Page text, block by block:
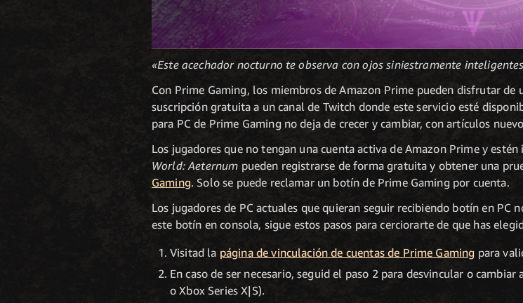
«Este acechador nocturno te observa con ojos siniestramente
Con Prime Gaming, los miembros de Amazon Prime pueden disfrutar de
suscripción gratuita a un canal de Twitch donde este servicio esté
para PC de Prime Gaming no deja de crecer y cambiar, con artículos
Los jugadores que no tengan una cuenta activa de Amazon Prime y
World: Aeternum pueden registrarse de forma gratuita y obtener una
Gaming. Solo se puede reclamar un botín de Prime Gaming por cuenta.
Los jugadores de PC actuales que quieran seguir recibiendo botín en PC
este botín en consola, sigue estos pasos para cerciorarte de que has
Visitad la página de vinculación de cuentas de Prime Gaming para
En caso de ser necesario, seguid el paso 2 para desvincular o
o Xbox Series X|S).